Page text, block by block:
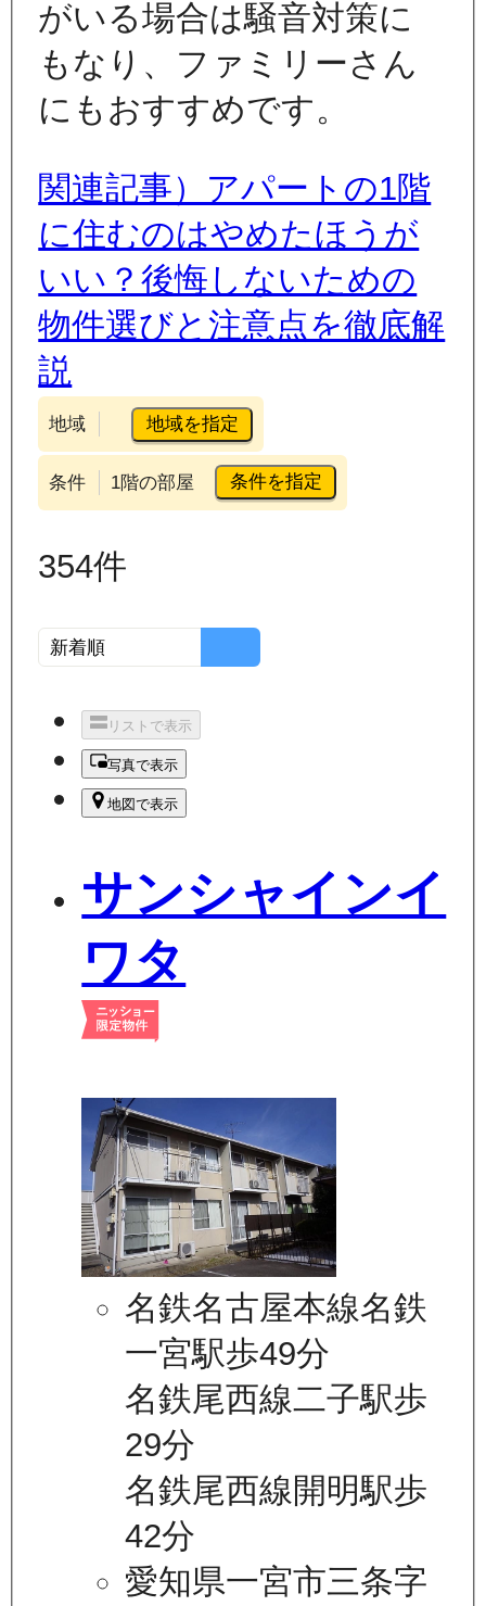
がいる場合は騒音対策に
もなり、ファミリーさん
にもおすすめです。
関連記事）アパートの1階
に住むのはやめたほうが
いい？後悔しないための
物件選びと注意点を徹底解
説
地域 地域を指定
条件 1階の部屋 条件を指定
354件
リストで表示
写真で表示
地図で表示
サンシャインイ
ワタ
名鉄名古屋本線名鉄
一宮駅歩49分
名鉄尾西線二子駅歩
29分
名鉄尾西線開明駅歩
42分
愛知県一宮市三条字